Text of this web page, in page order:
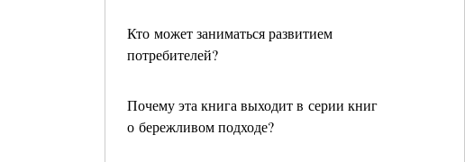
Кто может заниматься развитием
потребителей?
Почему эта книга выходит в серии книг
о бережливом подходе?